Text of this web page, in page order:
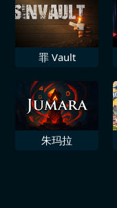
罪 Vault
朱玛拉